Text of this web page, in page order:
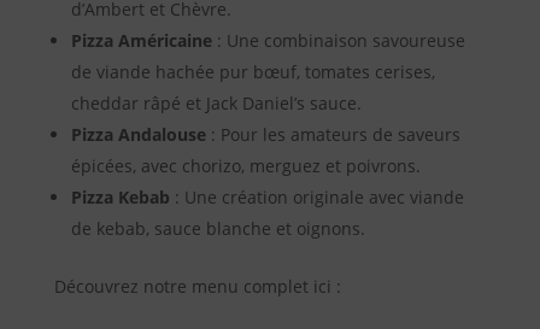
d’Ambert et Chèvre.
Pizza Américaine: Une combinaison savoureuse
de viande hachée pur bœuf, tomates cerises,
cheddar râpé et Jack Daniel’s sauce.
Pizza Andalouse: Pour les amateurs de saveurs
épicées, avec chorizo, merguez et poivrons.
Pizza Kebab : Une création originale avec viande
de kebab, sauce blanche et oignons.
Découvrez notre menu complet ici :